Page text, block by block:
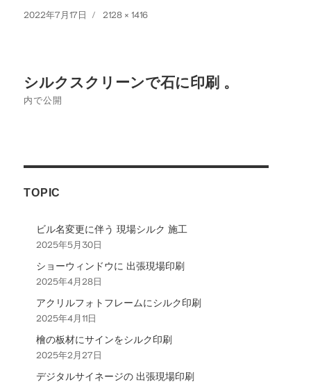
投
2022年7月17日
フ
2128 × 1416
稿
ゲ
ー
シ
ョ
ン
シルクスクリーンで石に印刷 。
内で公開
TOPIC
ビル名変更に伴う 現場シルク 施工
2025年5月30日
ショーウィンドウに 出張現場印刷
2025年4月28日
アクリルフォトフレームにシルク印刷
2025年4月11日
檜の板材にサインをシルク印刷
2025年2月27日
デジタルサイネージの 出張現場印刷